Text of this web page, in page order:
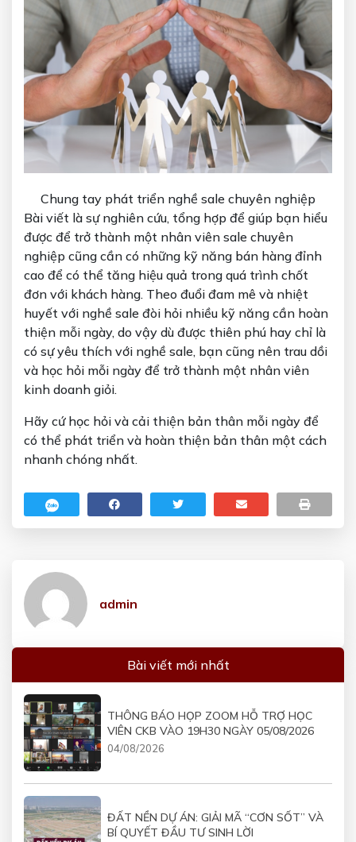
Chung tay phát triển nghề sale chuyên nghiệp
Bài viết là sự nghiên cứu, tổng hợp để giúp bạn hiểu
được để trở thành một nhân viên sale chuyên
nghiệp cũng cần có những kỹ năng bán hàng đỉnh
cao để có thể tăng hiệu quả trong quá trình chốt
đơn với khách hàng. Theo đuổi đam mê và nhiệt
huyết với nghề sale đòi hỏi nhiều kỹ năng cần hoàn
thiện mỗi ngày, do vậy dù được thiên phú hay chỉ là
có sự yêu thích với nghề sale, bạn cũng nên trau dồi
và học hỏi mỗi ngày để trở thành một nhân viên
kinh doanh giỏi.
Hãy cứ học hỏi và cải thiện bản thân mỗi ngày để
có thể phát triển và hoàn thiện bản thân một cách
nhanh chóng nhất.
admin
Bài viết mới nhất
THÔNG BÁO HỌP ZOOM HỖ TRỢ HỌC
VIÊN CKB VÀO 19H30 NGÀY 05/08/2026
04/08/2026
ĐẤT NỀN DỰ ÁN: GIẢI MÃ “CƠN SỐT” VÀ
BÍ QUYẾT ĐẦU TƯ SINH LỜI